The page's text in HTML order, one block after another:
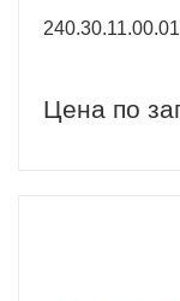
Цена по